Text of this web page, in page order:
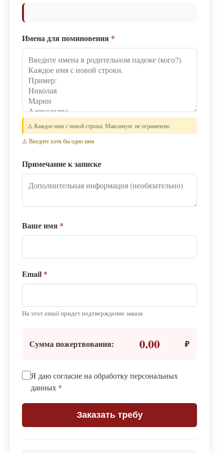
Имена для поминовения *
⚠️ Каждое имя с новой строки. Максимум: не ограничено
⚠️ Введите хотя бы одно имя
Примечание к записке
Ваше имя *
Email *
На этот email придет подтверждение заказа
Сумма пожертвования: 0.00 ₽
Я даю согласие на обработку персональных
данных *
Заказать требу